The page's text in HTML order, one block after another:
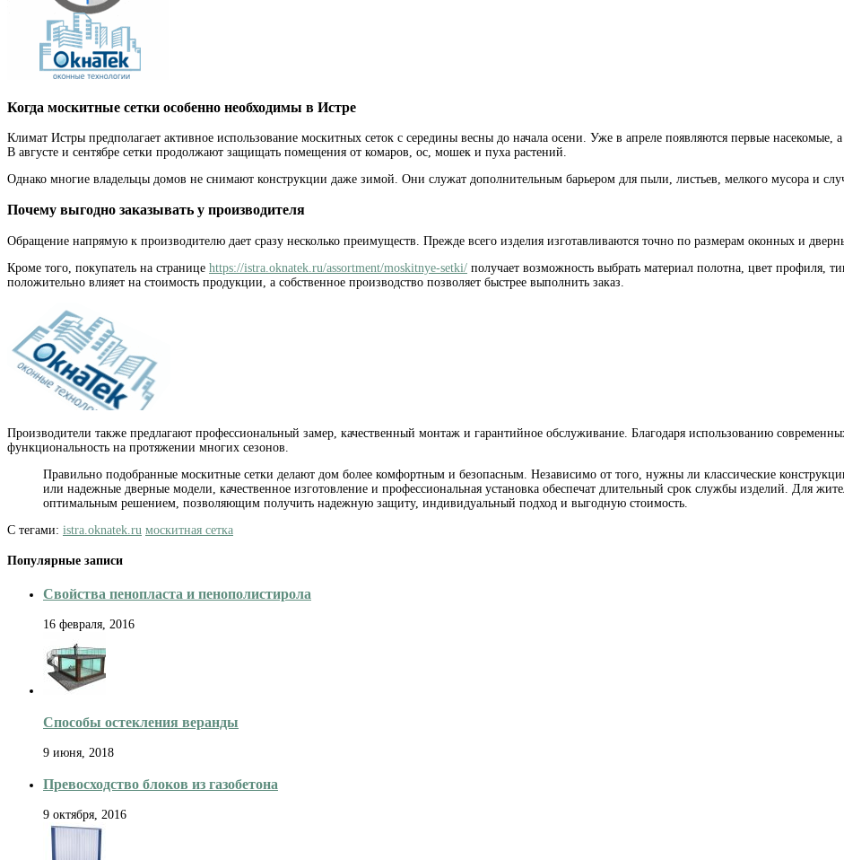
Когда москитные сетки особенно необходимы в Истре
Климат Истры предполагает активное использование москитных сеток с середины весны до начала осени. Уже в апреле появляются первые
В августе и сентябре сетки продолжают защищать помещения от комаров, ос, мошек и пуха растений.
Однако многие владельцы домов не снимают конструкции даже зимой. Они служат дополнительным барьером для пыли, листьев, мелкого мусора и
Почему выгодно заказывать у производителя
Обращение напрямую к производителю дает сразу несколько преимуществ. Прежде всего изделия изготавливаются точно по размерам оконных и
Кроме того, покупатель на странице https://istra.oknatek.ru/assortment/moskitnye-setki/ получает возможность выбрать материал полотна, цвет профиля,
положительно влияет на стоимость продукции, а собственное производство позволяет быстрее выполнить заказ.
Производители также предлагают профессиональный замер, качественный монтаж и гарантийное обслуживание. Благодаря использованию
функциональность на протяжении многих сезонов.
Правильно подобранные москитные сетки делают дом более комфортным и безопасным. Независимо от того, нужны ли классические
или надежные дверные модели, качественное изготовление и профессиональная установка обеспечат длительный срок службы изделий. Для
оптимальным решением, позволяющим получить надежную защиту, индивидуальный подход и выгодную стоимость.
С тегами: istra.oknatek.ru москитная сетка
Популярные записи
Свойства пенопласта и пенополистирола
16 февраля, 2016
Способы остекления веранды
9 июня, 2018
Превосходство блоков из газобетона
9 октября, 2016